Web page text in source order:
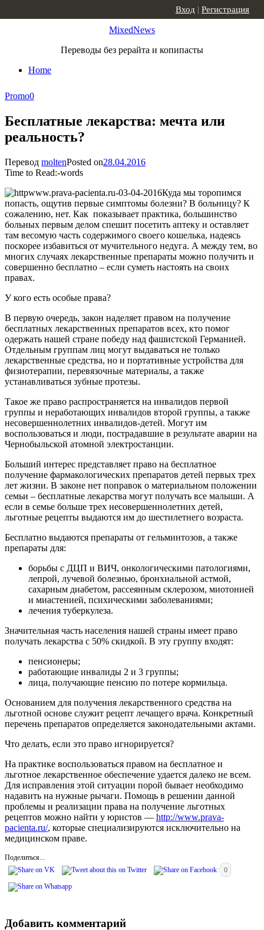
MixedNews
Переводы без рерайта и копипасты
Home
Вход | Регистрация
Promo0
Бесплатные лекарства: мечта или
реальность?
Перевод moltenPosted on28.04.2016
Time to Read:-words
Куда мы торопимся
попасть, ощутив первые симптомы болезни? В больницу? К
сожалению, нет. Как показывает практика, большинство
больных первым делом спешит посетить аптеку и оставляет
там весомую часть содержимого своего кошелька, надеясь
поскорее избавиться от мучительного недуга. А между тем, во
многих случаях лекарственные препараты можно получить и
совершенно бесплатно – если суметь настоять на своих
правах.
У кого есть особые права?
В первую очередь, закон наделяет правом на получение
бесплатных лекарственных препаратов всех, кто помог
одержать нашей стране победу над фашистской Германией.
Отдельным группам лиц могут выдаваться не только
лекарственные средства, но и портативные устройства для
физиотерапии, перевязочные материалы, а также
устанавливаться зубные протезы.
Такое же право распространяется на инвалидов первой
группы и неработающих инвалидов второй группы, а также
несовершеннолетних инвалидов-детей. Могут им
воспользоваться и люди, пострадавшие в результате аварии на
Чернобыльской атомной электростанции.
Больший интерес представляет право на бесплатное
получение фармакологических препаратов детей первых трех
лет жизни. В законе нет поправок о материальном положении
семьи – бесплатные лекарства могут получать все малыши. А
если в семье больше трех несовершеннолетних детей,
льготные рецепты выдаются им до шестилетнего возраста.
Бесплатно выдаются препараты от гельминтозов, а также
препараты для:
борьбы с ДЦП и ВИЧ, онкологическими патологиями,
лепрой, лучевой болезнью, бронхиальной астмой,
сахарным диабетом, рассеянным склерозом, миотонией
и миастенией, психическими заболеваниями;
лечения туберкулеза.
Значительная часть населения нашей страны имеет право
получать лекарства с 50% скидкой. В эту группу входят:
пенсионеры;
работающие инвалиды 2 и 3 группы;
лица, получающие пенсию по потере кормильца.
Основанием для получения лекарственного средства на
льготной основе служит рецепт лечащего врача. Конкретный
перечень препаратов определяется законодательными актами.
Что делать, если это право игнорируется?
На практике воспользоваться правом на бесплатное и
льготное лекарственное обеспечение удается далеко не всем.
Для исправления этой ситуации порой бывает необходимо
надавить на нужные рычаги. Помощь в решении данной
проблемы и реализации права на получение льготных
рецептов можно найти у юристов — http://www.prava-
pacienta.ru/, которые специализируются исключительно на
медицинском праве.
Поделиться...
0
Добавить комментарий